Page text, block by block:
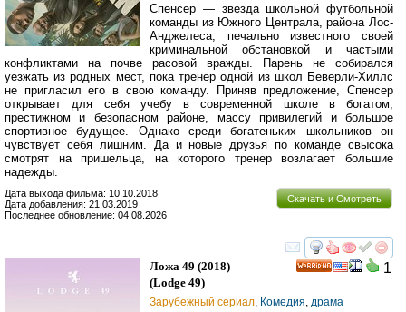
Спенсер — звезда школьной футбольной
команды из Южного Централа, района Лос-
Анджелеса, печально известного своей
криминальной обстановкой и частыми
конфликтами на почве расовой вражды. Парень не собирался
уезжать из родных мест, пока тренер одной из школ Беверли-Хиллс
не пригласил его в свою команду. Приняв предложение, Спенсер
открывает для себя учебу в современной школе в богатом,
престижном и безопасном районе, массу привилегий и большое
спортивное будущее. Однако среди богатеньких школьников он
чувствует себя лишним. Да и новые друзья по команде свысока
смотрят на пришельца, на которого тренер возлагает большие
надежды.
Скачать и Смотреть
Дата выхода фильма: 10.10.2018
Дата добавления: 21.03.2019
Последнее обновление: 04.08.2026
смотреть
1
Ложа 49 (2018)
(Lodge 49)
Зарубежный сериал, Комедия, драма